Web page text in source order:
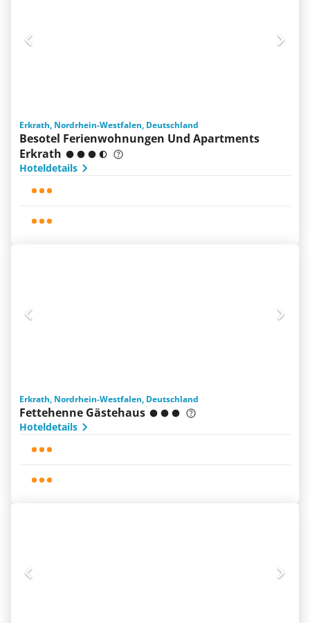
Erkrath, Nordrhein-Westfalen, Deutschland
Besotel Ferienwohnungen Und Apartments
Erkrath
Hoteldetails
Erkrath, Nordrhein-Westfalen, Deutschland
Fettehenne Gästehaus
Hoteldetails